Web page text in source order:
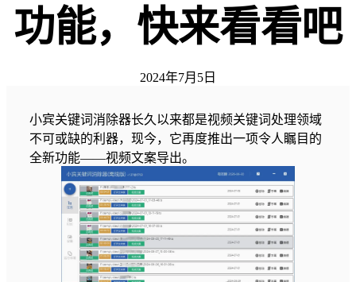
功能，快来看看吧
2024年7月5日
小宾关键词消除器长久以来都是视频关键词处理领域
不可或缺的利器，现今，它再度推出一项令人瞩目的
全新功能——视频文案导出。